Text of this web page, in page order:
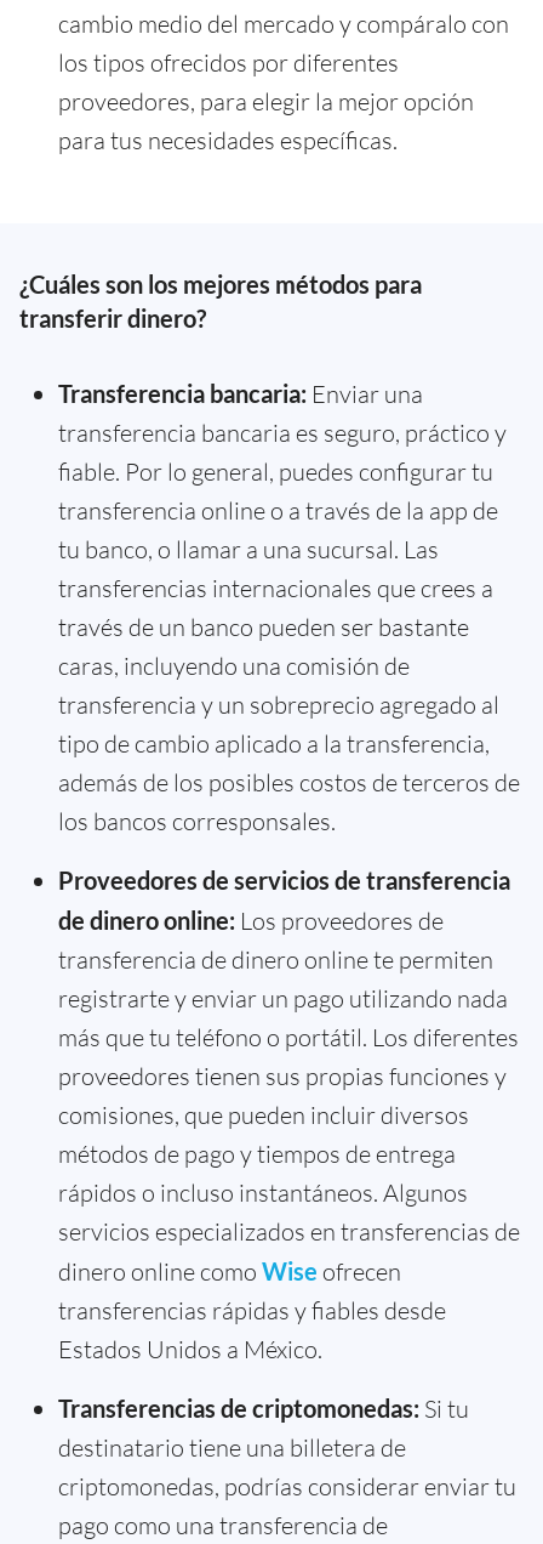
cambio medio del mercado y compáralo con
los tipos ofrecidos por diferentes
proveedores, para elegir la mejor opción
para tus necesidades específicas.
¿Cuáles son los mejores métodos para
transferir dinero?
Transferencia bancaria: Enviar una
transferencia bancaria es seguro, práctico y
fiable. Por lo general, puedes configurar tu
transferencia online o a través de la app de
tu banco, o llamar a una sucursal. Las
transferencias internacionales que crees a
través de un banco pueden ser bastante
caras, incluyendo una comisión de
transferencia y un sobreprecio agregado al
tipo de cambio aplicado a la transferencia,
además de los posibles costos de terceros de
los bancos corresponsales.
Proveedores de servicios de transferencia
de dinero online: Los proveedores de
transferencia de dinero online te permiten
registrarte y enviar un pago utilizando nada
más que tu teléfono o portátil. Los diferentes
proveedores tienen sus propias funciones y
comisiones, que pueden incluir diversos
métodos de pago y tiempos de entrega
rápidos o incluso instantáneos. Algunos
servicios especializados en transferencias de
dinero online como Wise ofrecen
transferencias rápidas y fiables desde
Estados Unidos a México.
Transferencias de criptomonedas: Si tu
destinatario tiene una billetera de
criptomonedas, podrías considerar enviar tu
pago como una transferencia de